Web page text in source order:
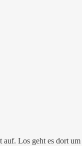
auf. Los geht es dort